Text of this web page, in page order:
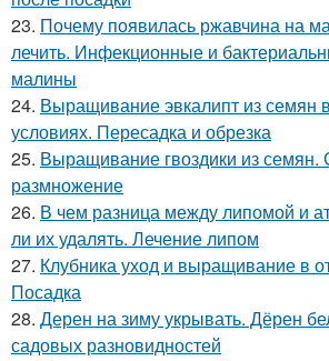
23. Почему появилась ржавчина на
лечить. Инфекционные и
малины
24. Выращивание эвкалипт из семян
условиях. Пересадка и обрезка
25. Выращивание гвоздики из
размножение
26. В чем разница между липомой и
ли их удалять. Лечение липом
27. Клубника уход и выращивание в
Посадка
28. Дерен на зиму укрывать. Дёрен
садовых разновидностей